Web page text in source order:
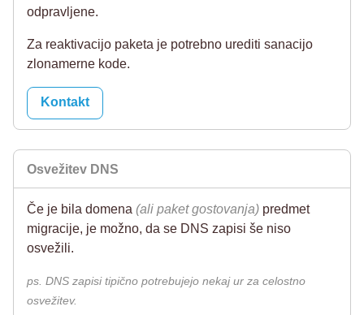
odpravljene.
Za reaktivacijo paketa je potrebno urediti sanacijo
zlonamerne kode.
Kontakt
Osvežitev DNS
Če je bila domena (ali paket gostovanja) predmet
migracije, je možno, da se DNS zapisi še niso
osvežili.
ps. DNS zapisi tipično potrebujejo nekaj ur za celostno
osvežitev.